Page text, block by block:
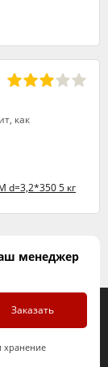
как
d=3,2*350 5 кг
менеджер
Заказать
хранение